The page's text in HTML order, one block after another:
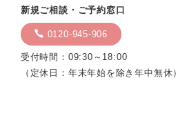
新規ご相談・ご予約窓口
0120-945-906
受付時間：09:30～18:00
（定休日：年末年始を除き年中無休）